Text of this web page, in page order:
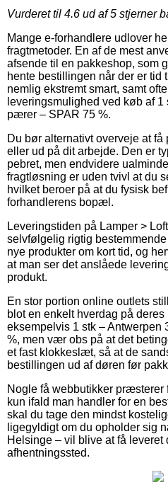
Vurderet til 4.6 ud af 5 stjerner
Mange e-forhandlere udlover
fragtmetoder. En af de mest
afsende til en pakkeshop, som
hente bestillingen når der er tid
nemlig ekstremt smart, samt
leveringsmulighed ved køb af
pærer – SPAR 75 %.
Du bør alternativt overveje at
eller ud på dit arbejde. Den er
pebret, men endvidere
fragtløsning er uden tvivl at du
hvilket beroer på at du fysisk
forhandlerens bopæl.
Leveringstiden på Lamper >
selvfølgelig rigtig
nye produkter om kort tid, og
at man ser det anslåede
produkt.
En stor portion online outlets
blot en enkelt hverdag på
eksempelvis 1 stk –
%, men vær obs på at det
et fast klokkeslæt, så at de
bestillingen ud af døren før
Nogle få webbutikker præsterer
kun ifald man handler for en
skal du tage den mindst
ligegyldigt om du opholder sig
Helsinge – vil blive at få leveret
afhentningssted.